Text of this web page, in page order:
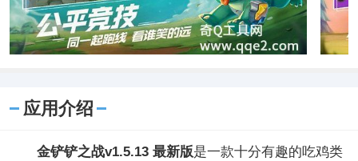
应用介绍
金铲铲之战v1.5.13 最新版是一款十分有趣的吃鸡类